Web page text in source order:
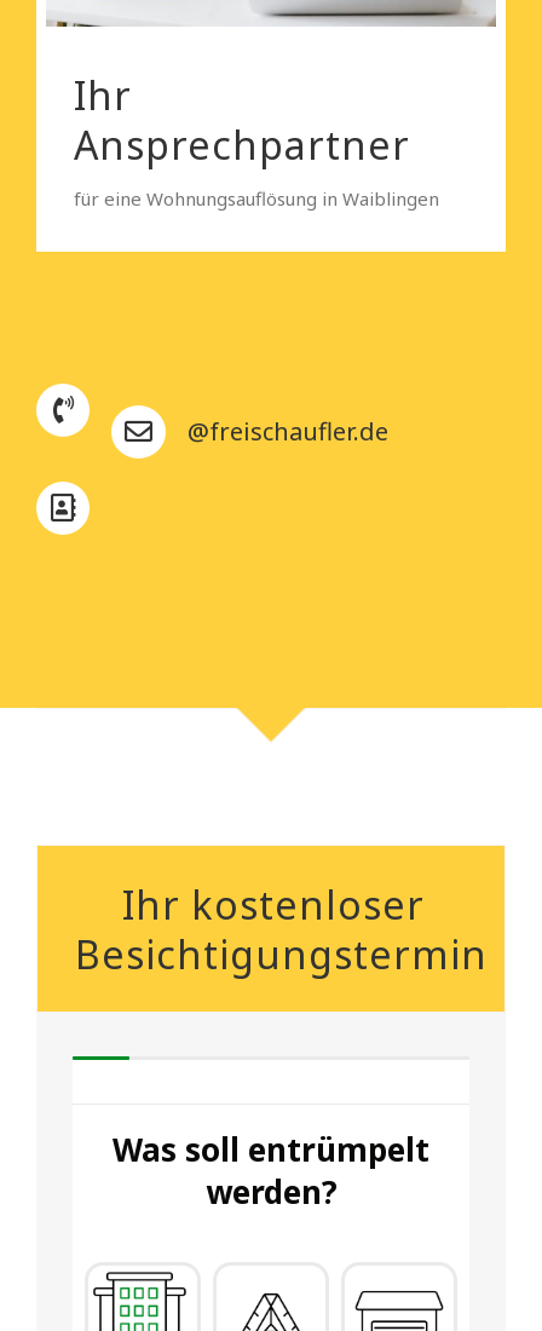
Ihr
Ansprechpartner
für eine Wohnungsauflösung in Waiblingen
@freischaufler.de
Ihr kostenloser
Besichtigungstermin